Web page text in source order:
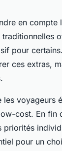
en
pour
ces extras,
les voyageurs
cost. En
pour un